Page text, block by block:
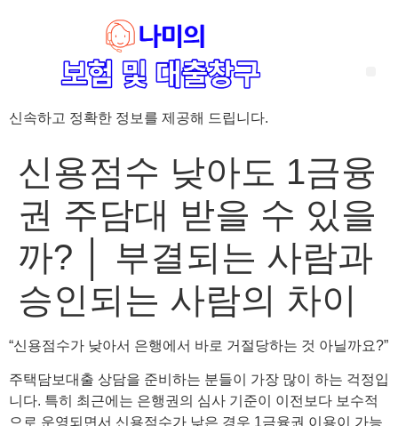
신속하고 정확한 정보를 제공해 드립니다.
신용점수 낮아도 1금융
권 주담대 받을 수 있을
까? │ 부결되는 사람과
승인되는 사람의 차이
“신용점수가 낮아서 은행에서 바로 거절당하는 것 아닐까요?”
주택담보대출 상담을 준비하는 분들이 가장 많이 하는 걱정입
니다. 특히 최근에는 은행권의 심사 기준이 이전보다 보수적
으로 운영되면서 신용점수가 낮은 경우 1금융권 이용이 가능